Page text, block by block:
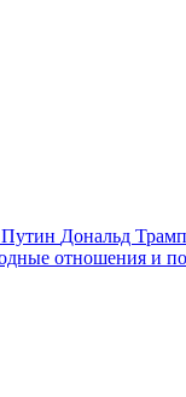
Дональд Трамп
отношения и